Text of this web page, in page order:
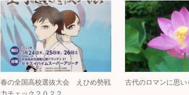
春の全国高校選抜大会 えひめ勢戦
古代のロマンに思い